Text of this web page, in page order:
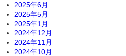
2025年6月
2025年5月
2025年1月
2024年12月
2024年11月
2024年10月